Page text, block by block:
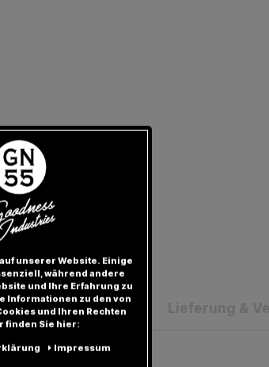
unserer Website. Einige
während andere
und Ihre Erfahrung zu
Informationen zu den von
und Ihren Rechten
finden Sie hier:
Impressum